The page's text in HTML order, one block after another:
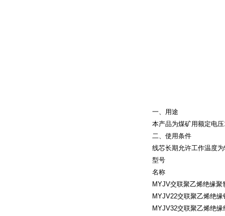
一、用途
本产品为煤矿用额定电压
二、使用条件
线芯长期允许工作温度为
型号
名称
MYJV交联聚乙烯绝缘聚
MYJV22交联聚乙烯绝
MYJV32交联聚乙烯绝